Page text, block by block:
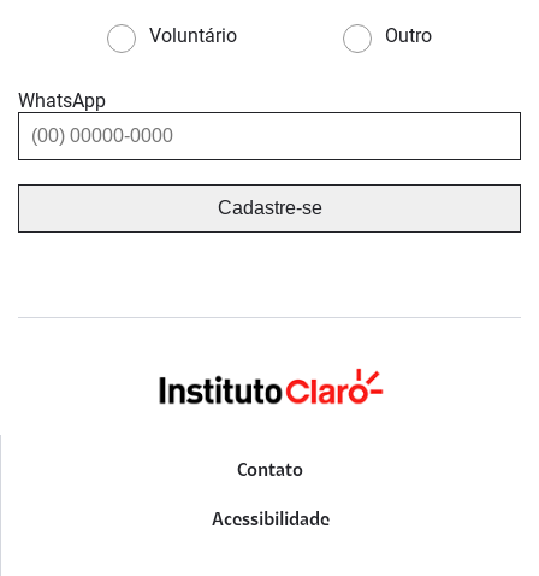
Voluntário Outro
WhatsApp
Contato
Acessibilidade